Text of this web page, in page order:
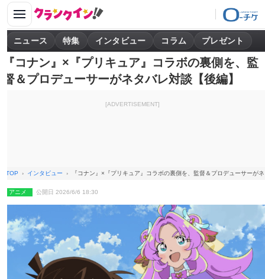
ニュース 特集 インタビュー コラム プレゼント
『コナン』×『プリキュア』コラボの裏側を、監
督＆プロデューサーがネタバレ対談【後編】
[ADVERTISEMENT]
TOP インタビュー 『コナン』×『プリキュア』コラボの裏側を、監督＆プロデューサーが
アニメ 公開日 2026/6/6 18:30